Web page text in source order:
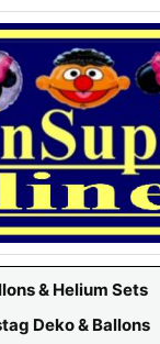
& Helium Sets
Deko & Ballons